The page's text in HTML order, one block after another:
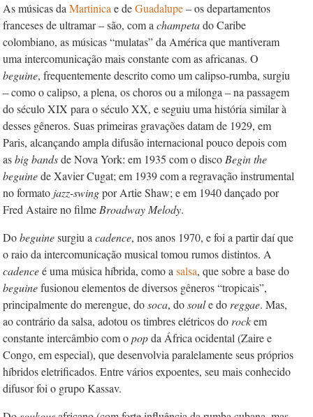
As músicas da Martinica e deGuadalu­pe– os departamentos
franceses de ultramar – são, com a champetado Caribe
colombiano, as músicas “mulatas” da América que mantiveram
uma intercomunicação mais constante com as africa­nas. O
beguine, frequentemente descrito como um calipso-rumba, surgiu
– como o calipso, a plena, os choros ou a milonga – na passagem
do século XIX para o século XX, e seguiu uma história similar à
desses gêneros. Suas primeiras gravações datam de 1929, em
Paris, alcançando ampla difusão internacional pouco depois com
asbig bandsde Nova York: em 1935 com o disco Begin the
beguinede Xavier Cugat; em 1939 com a regravação instrumental
no formato jazz-swingpor Artie Shaw; e em 1940 dançado por
Fred Astaire no filme Broad­way Melody.
Dobeguinesurgiu a cadence, nos anos 1970, e foi a partir daí que
o raio da intercomunicação musical tomou rumos distintos. A
cadenceé uma música híbrida, como a salsa, que sobre a base do
beguinefusionou elementos de diversos gêneros “tropicais”,
principalmente do merengue, dosoca, dosoule do reggae. Mas,
ao contrário da salsa, adotou os timbres elétricos do rockem
constante intercâmbio com opopda África ocidental (Zaire e
Congo, em especial), que desenvolvia paralelamente seus próprios
híbridos eletrificados. Entre vários expoentes, seu mais conhecido
difusor foi o grupo Kassav.